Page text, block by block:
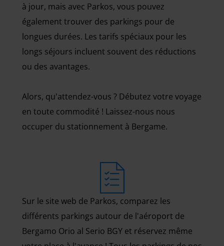
à jour, mais avec Parkos, vous pouvez
également trouver des parkings pour de
longues durées. Les tarifs spéciaux pour les
longs séjours incluent souvent des réductions
ou des avantages.
Alors, qu'attendez-vous ? Débutez votre voyage
en toute commodité ! Laissez-nous nous
occuper du stationnement à Bergame.
Sur le site web de Parkos, comparez les
différents parkings autour de l'aéroport de
Bergamo Orio al Serio BGY et réservez même